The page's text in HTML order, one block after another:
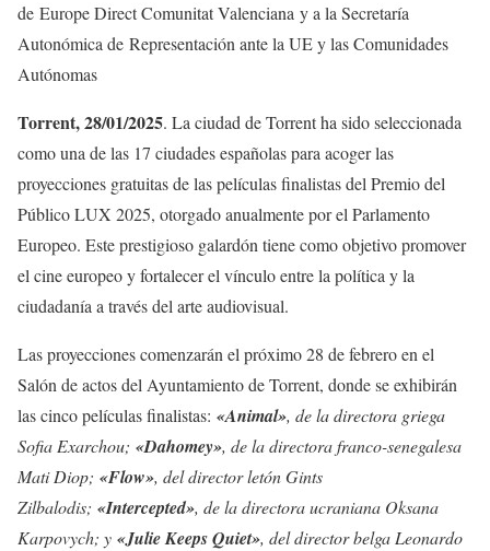
de Europe Direct Comunitat Valenciana y a la Secretaría
Autonómica de Representación ante la UE y las Comunidades
Autónomas
Torrent, 28/01/2025. La ciudad de Torrent ha sido seleccionada
como una de las 17 ciudades españolas para acoger las
proyecciones gratuitas de las películas finalistas del Premio del
Público LUX 2025, otorgado anualmente por el Parlamento
Europeo. Este prestigioso galardón tiene como objetivo promover
el cine europeo y fortalecer el vínculo entre la política y la
ciudadanía a través del arte audiovisual.
Las proyecciones comenzarán el próximo 28 de febrero en el
Salón de actos del Ayuntamiento de Torrent, donde se exhibirán
las cinco películas finalistas: «Animal», de la directora griega
Sofia Exarchou; «Dahomey», de la directora franco-senegalesa
Mati Diop; «Flow», del director letón Gints
Zilbalodis; «Intercepted», de la directora ucraniana Oksana
Karpovych; y «Julie Keeps Quiet», del director belga Leonardo